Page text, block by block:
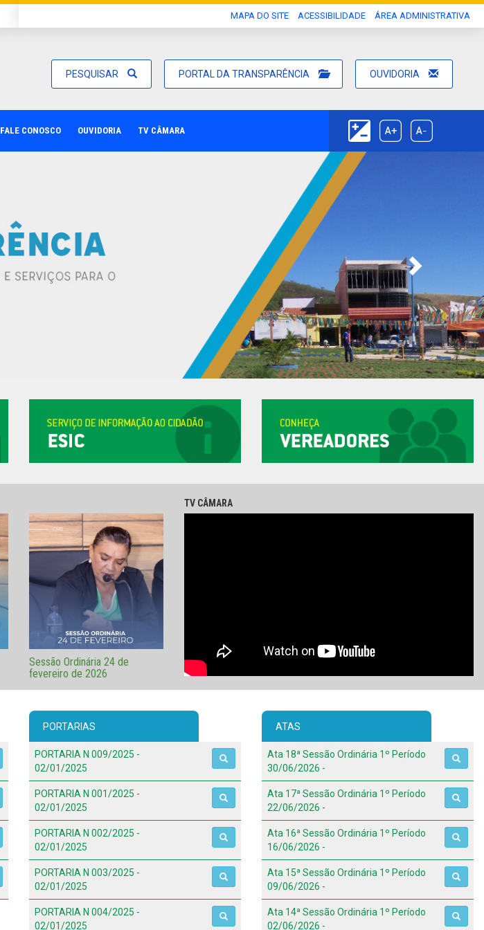
MAPA DO SITE ACESSIBILIDADE ÁREA ADMINISTRATIVA
PESQUISAR PORTAL DA TRANSPARÊNCIA OUVIDORIA
FALE CONOSCO OUVIDORIA TV CÂMARA
TV CÂMARA
Sessão Ordinária 24 de
fevereiro de 2026
PORTARIAS
PORTARIA N 009/2025 -
02/01/2025
PORTARIA N 001/2025 -
02/01/2025
PORTARIA N 002/2025 -
02/01/2025
PORTARIA N 003/2025 -
02/01/2025
PORTARIA N 004/2025 -
02/01/2025
ATAS
Ata 18ª Sessão Ordinária 1º Período
30/06/2026 -
Ata 17ª Sessão Ordinária 1º Período
22/06/2026 -
Ata 16ª Sessão Ordinária 1º Período
16/06/2026 -
Ata 15ª Sessão Ordinária 1º Período
09/06/2026 -
Ata 14ª Sessão Ordinária 1º Período
02/06/2026 -